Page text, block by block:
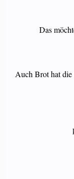
Das
Auch Brot hat die